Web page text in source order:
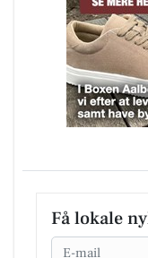
Få lokale
Email